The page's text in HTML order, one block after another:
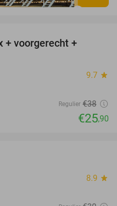
+ voorgerecht +
9.7 star
Regulier €38
€25,90
8.9 star